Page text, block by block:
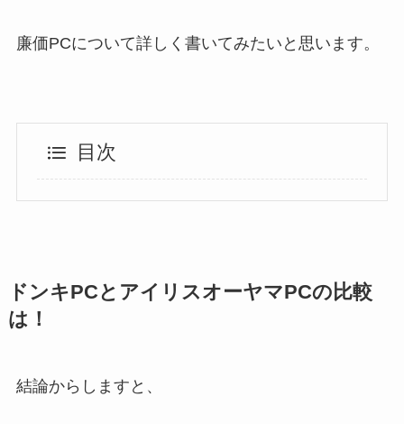
廉価PCについて詳しく書いてみたいと思います。
目次
ドンキPCとアイリスオーヤマPCの比較
は！
結論からしますと、